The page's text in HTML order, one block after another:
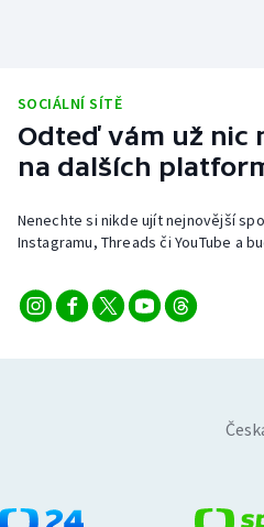
SOCIÁLNÍ SÍTĚ
Odteď vám už nic
na dalších
Nenechte si nikde ujít nejnovější
Instagramu, Threads či YouTube a